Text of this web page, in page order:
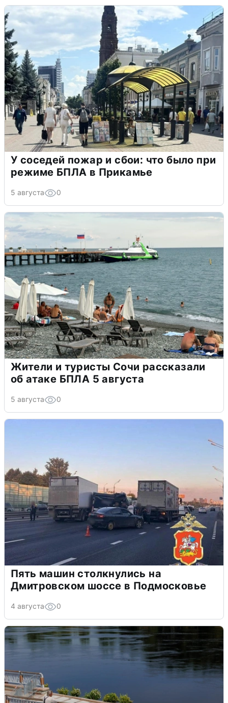
У соседей пожар и сбои: что было при
режиме БПЛА в Прикамье
5 августа 0
Жители и туристы Сочи рассказали
об атаке БПЛА 5 августа
5 августа 0
Пять машин столкнулись на
Дмитровском шоссе в Подмосковье
4 августа 0